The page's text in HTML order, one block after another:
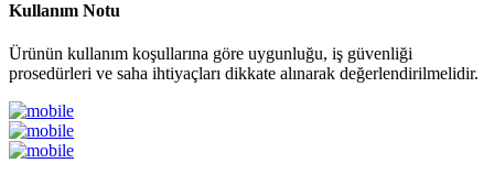
Kullanım Notu
Ürünün kullanım koşullarına göre uygunluğu, iş güvenliği
prosedürleri ve saha ihtiyaçları dikkate alınarak değerlendirilmelidir.